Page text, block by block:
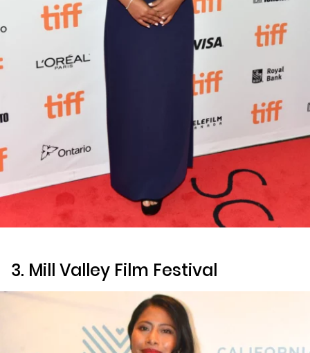
3. Mill Valley Film Festival